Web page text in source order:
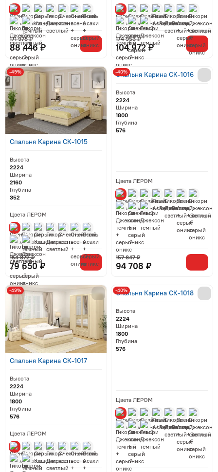
88 446 ₽
171 978 ₽
104 972 ₽
174 953 ₽
Спальня Карина СК-1015
Высота
2224
Ширина
2160
Глубина
352
Цвета ЛЕРОМ
79 650 ₽
154 872 ₽
-49% Спальня Карина СК-1016
Высота
2224
Ширина
1800
Глубина
576
Цвета ЛЕРОМ
94 708 ₽
157 847 ₽
-40%
Спальня Карина СК-1017
Высота
2224
Ширина
1800
Глубина
576
Цвета ЛЕРОМ
-49% Спальня Карина СК-1018
Высота
2224
Ширина
1800
Глубина
576
Цвета ЛЕРОМ
-40%